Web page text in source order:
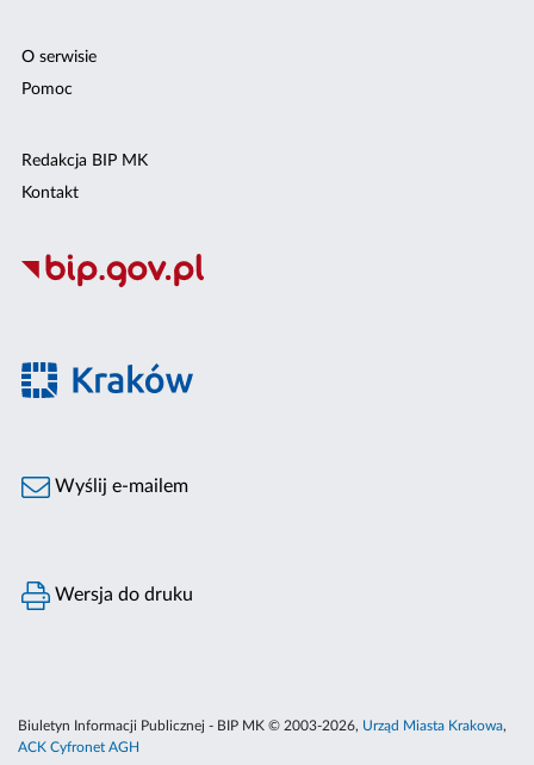
O serwisie
Pomoc
Redakcja BIP MK
Kontakt
Wyślij e-mailem
Wersja do druku
Biuletyn Informacji Publicznej - BIP MK © 2003-2026, Urząd Miasta Krakowa,
ACK Cyfronet AGH